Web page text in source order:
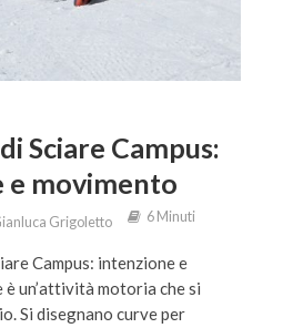
Sciare Campus:
e movimento
Grigoletto 6 Minuti
Campus: intenzione e
è un’attività motoria che si
Si disegnano curve per